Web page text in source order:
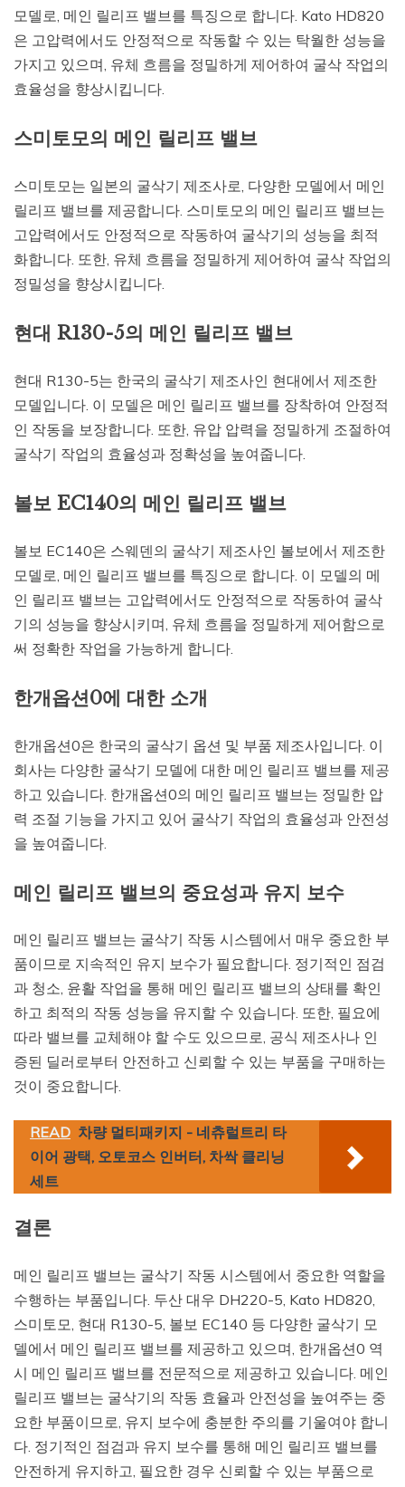
모델로, 메인 릴리프 밸브를 특징으로 합니다. Kato HD820
은 고압력에서도 안정적으로 작동할 수 있는 탁월한 성능을
가지고 있으며, 유체 흐름을 정밀하게 제어하여 굴삭 작업의
효율성을 향상시킵니다.
스미토모의 메인 릴리프 밸브
스미토모는 일본의 굴삭기 제조사로, 다양한 모델에서 메인
릴리프 밸브를 제공합니다. 스미토모의 메인 릴리프 밸브는
고압력에서도 안정적으로 작동하여 굴삭기의 성능을 최적
화합니다. 또한, 유체 흐름을 정밀하게 제어하여 굴삭 작업의
정밀성을 향상시킵니다.
현대 R130-5의 메인 릴리프 밸브
현대 R130-5는 한국의 굴삭기 제조사인 현대에서 제조한
모델입니다. 이 모델은 메인 릴리프 밸브를 장착하여 안정적
인 작동을 보장합니다. 또한, 유압 압력을 정밀하게 조절하여
굴삭기 작업의 효율성과 정확성을 높여줍니다.
볼보 EC140의 메인 릴리프 밸브
볼보 EC140은 스웨덴의 굴삭기 제조사인 볼보에서 제조한
모델로, 메인 릴리프 밸브를 특징으로 합니다. 이 모델의 메
인 릴리프 밸브는 고압력에서도 안정적으로 작동하여 굴삭
기의 성능을 향상시키며, 유체 흐름을 정밀하게 제어함으로
써 정확한 작업을 가능하게 합니다.
한개옵션0에 대한 소개
한개옵션0은 한국의 굴삭기 옵션 및 부품 제조사입니다. 이
회사는 다양한 굴삭기 모델에 대한 메인 릴리프 밸브를 제공
하고 있습니다. 한개옵션0의 메인 릴리프 밸브는 정밀한 압
력 조절 기능을 가지고 있어 굴삭기 작업의 효율성과 안전성
을 높여줍니다.
메인 릴리프 밸브의 중요성과 유지 보수
메인 릴리프 밸브는 굴삭기 작동 시스템에서 매우 중요한 부
품이므로 지속적인 유지 보수가 필요합니다. 정기적인 점검
과 청소, 윤활 작업을 통해 메인 릴리프 밸브의 상태를 확인
하고 최적의 작동 성능을 유지할 수 있습니다. 또한, 필요에
따라 밸브를 교체해야 할 수도 있으므로, 공식 제조사나 인
증된 딜러로부터 안전하고 신뢰할 수 있는 부품을 구매하는
것이 중요합니다.
READ 차량 멀티패키지 - 네츄럴트리 타
이어 광택, 오토코스 인버터, 차싹 클리닝
세트
결론
메인 릴리프 밸브는 굴삭기 작동 시스템에서 중요한 역할을
수행하는 부품입니다. 두산 대우 DH220-5, Kato HD820,
스미토모, 현대 R130-5, 볼보 EC140 등 다양한 굴삭기 모
델에서 메인 릴리프 밸브를 제공하고 있으며, 한개옵션0 역
시 메인 릴리프 밸브를 전문적으로 제공하고 있습니다. 메인
릴리프 밸브는 굴삭기의 작동 효율과 안전성을 높여주는 중
요한 부품이므로, 유지 보수에 충분한 주의를 기울여야 합니
다. 정기적인 점검과 유지 보수를 통해 메인 릴리프 밸브를
안전하게 유지하고, 필요한 경우 신뢰할 수 있는 부품으로